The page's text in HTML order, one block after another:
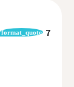
format_quote 7